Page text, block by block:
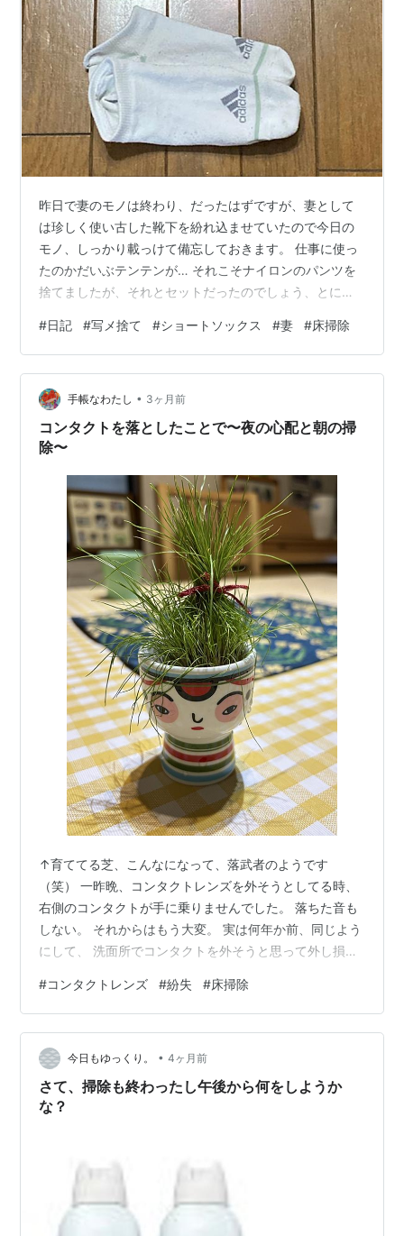
昨日で妻のモノは終わり、だったはずですが、妻として
は珍しく使い古した靴下を紛れ込ませていたので今日の
モノ、しっかり載っけて備忘しておきます。 仕事に使っ
たのかだいぶテンテンが… それこそナイロンのパンツを
捨てましたが、それとセットだったのでしょう、とにか
モノとして気づいてから毎日ひとつずつ… 使って我が家
の全部の床掃除、そして４つ目を今日使って掃除して今
日のモノ、です。最後まで本当にありがとうございまし
た。 今日は老人ホームの見学と露店でちょっと飲めるイ
ベント、これに行こうかと… でも最近昼寝しちゃって行
けなかったり… ということが無いように…
#日記 #写メ捨て #ショートソックス #妻 #床掃除
手帳なわたし • 3ヶ月前
コンタクトを落としたことで〜夜の心配と朝の掃
除〜
↑育ててる芝、こんなになって、落武者のようです
（笑） 一昨晩、コンタクトレンズを外そうとしてる時、
右側のコンタクトが手に乗りませんでした。 落ちた音も
しない。 それからはもう大変。 実は何年か前、同じよう
にして、 洗面所でコンタクトを外そうと思って外し損
こず、 泣く泣く諦めて、今のを購入した経緯がありまし
た。 だから、とっても気をつけていたのに 「また同じこ
とを」してしまった格好で、もう気分はどんより。 踏ま
ないように足元を見ながら、 洗面所の上を探したり、床
を探したり。 夫に「携帯（光を当てるために）を持って
きて！」 と声をかけたものだか…
#コンタクトレンズ #紛失 #床掃除
今日もゆっくり。 • 4ヶ月前
さて、掃除も終わったし午後から何をしようか
な？